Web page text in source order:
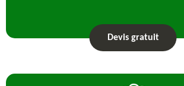
Devis gratuit